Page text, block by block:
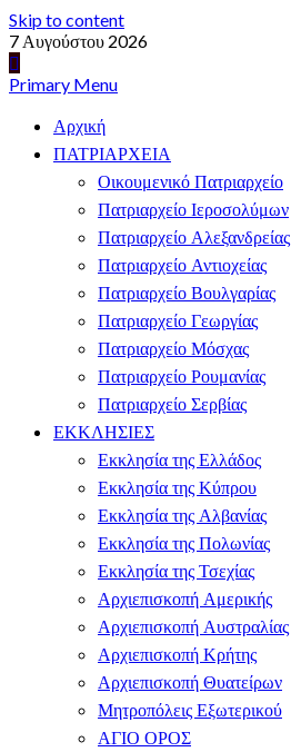
Skip to content
7 Αυγούστου 2026
Primary Menu
Αρχική
ΠΑΤΡΙΑΡΧΕΙΑ
Οικουμενικό Πατριαρχείο
Πατριαρχείο Ιεροσολύμων
Πατριαρχείο Αλεξανδρείας
Πατριαρχείο Αντιοχείας
Πατριαρχείο Βουλγαρίας
Πατριαρχείο Γεωργίας
Πατριαρχείο Μόσχας
Πατριαρχείο Ρουμανίας
Πατριαρχείο Σερβίας
ΕΚΚΛΗΣΙΕΣ
Εκκλησία της Ελλάδος
Εκκλησία της Κύπρου
Εκκλησία της Αλβανίας
Εκκλησία της Πολωνίας
Εκκλησία της Τσεχίας
Αρχιεπισκοπή Αμερικής
Αρχιεπισκοπή Αυστραλίας
Αρχιεπισκοπή Κρήτης
Αρχιεπισκοπή Θυατείρων
Μητροπόλεις Εξωτερικού
ΑΓΙΟ ΟΡΟΣ